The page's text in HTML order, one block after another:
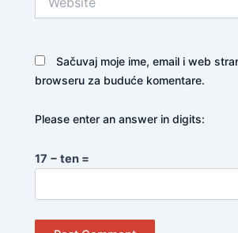
Sačuvaj moje ime, email i web
browseru za buduće komentare.
Please enter an answer in digits:
17 − ten =